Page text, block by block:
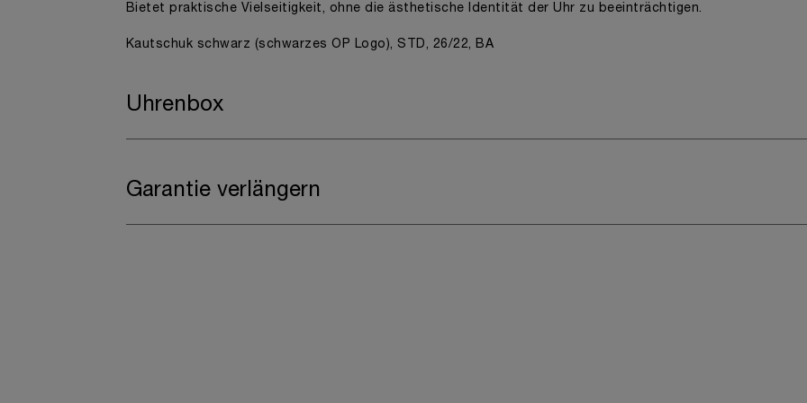
Bietet praktische Vielseitigkeit, ohne die ästhetische Identität der Uhr zu beeinträchtigen.
Kautschuk schwarz (schwarzes OP Logo), STD, 26/22, BA
Uhrenbox
Garantie verlängern